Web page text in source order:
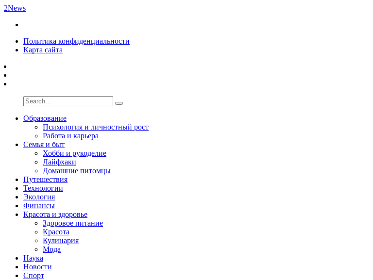
2News
Политика конфиденциальности
Карта сайта
Образование
Психология и личностный рост
Работа и карьера
Семья и быт
Хобби и рукоделие
Лайфхаки
Домашние питомцы
Путешествия
Технологии
Экология
Финансы
Красота и здоровье
Здоровое питание
Красота
Кулинария
Мода
Наука
Новости
Спорт